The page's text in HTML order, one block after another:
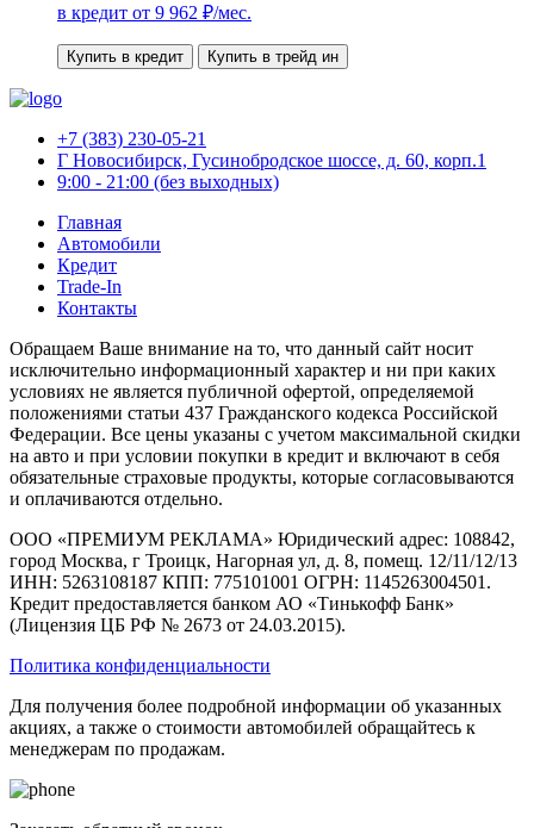
в кредит от 9 962 ₽/мес.
Купить в кредит Купить в трейд ин
+7 (383) 230-05-21
Г Новосибирск, Гусинобродское шоссе, д. 60, корп.1
9:00 - 21:00 (без выходных)
Главная
Автомобили
Кредит
Trade-In
Контакты
Обращаем Ваше внимание на то, что данный сайт носит
исключительно информационный характер и ни при каких
условиях не является публичной офертой, определяемой
положениями статьи 437 Гражданского кодекса Российской
Федерации. Все цены указаны с учетом максимальной скидки
на авто и при условии покупки в кредит и включают в себя
обязательные страховые продукты, которые согласовываются
и оплачиваются отдельно.
ООО «ПРЕМИУМ РЕКЛАМА» Юридический адрес: 108842,
город Москва, г Троицк, Нагорная ул, д. 8, помещ. 12/11/12/13
ИНН: 5263108187 КПП: 775101001 ОГРН: 1145263004501.
Кредит предоставляется банком АО «Тинькофф Банк»
(Лицензия ЦБ РФ № 2673 от 24.03.2015).
Политика конфиденциальности
Для получения более подробной информации об указанных
акциях, а также о стоимости автомобилей обращайтесь к
менеджерам по продажам.